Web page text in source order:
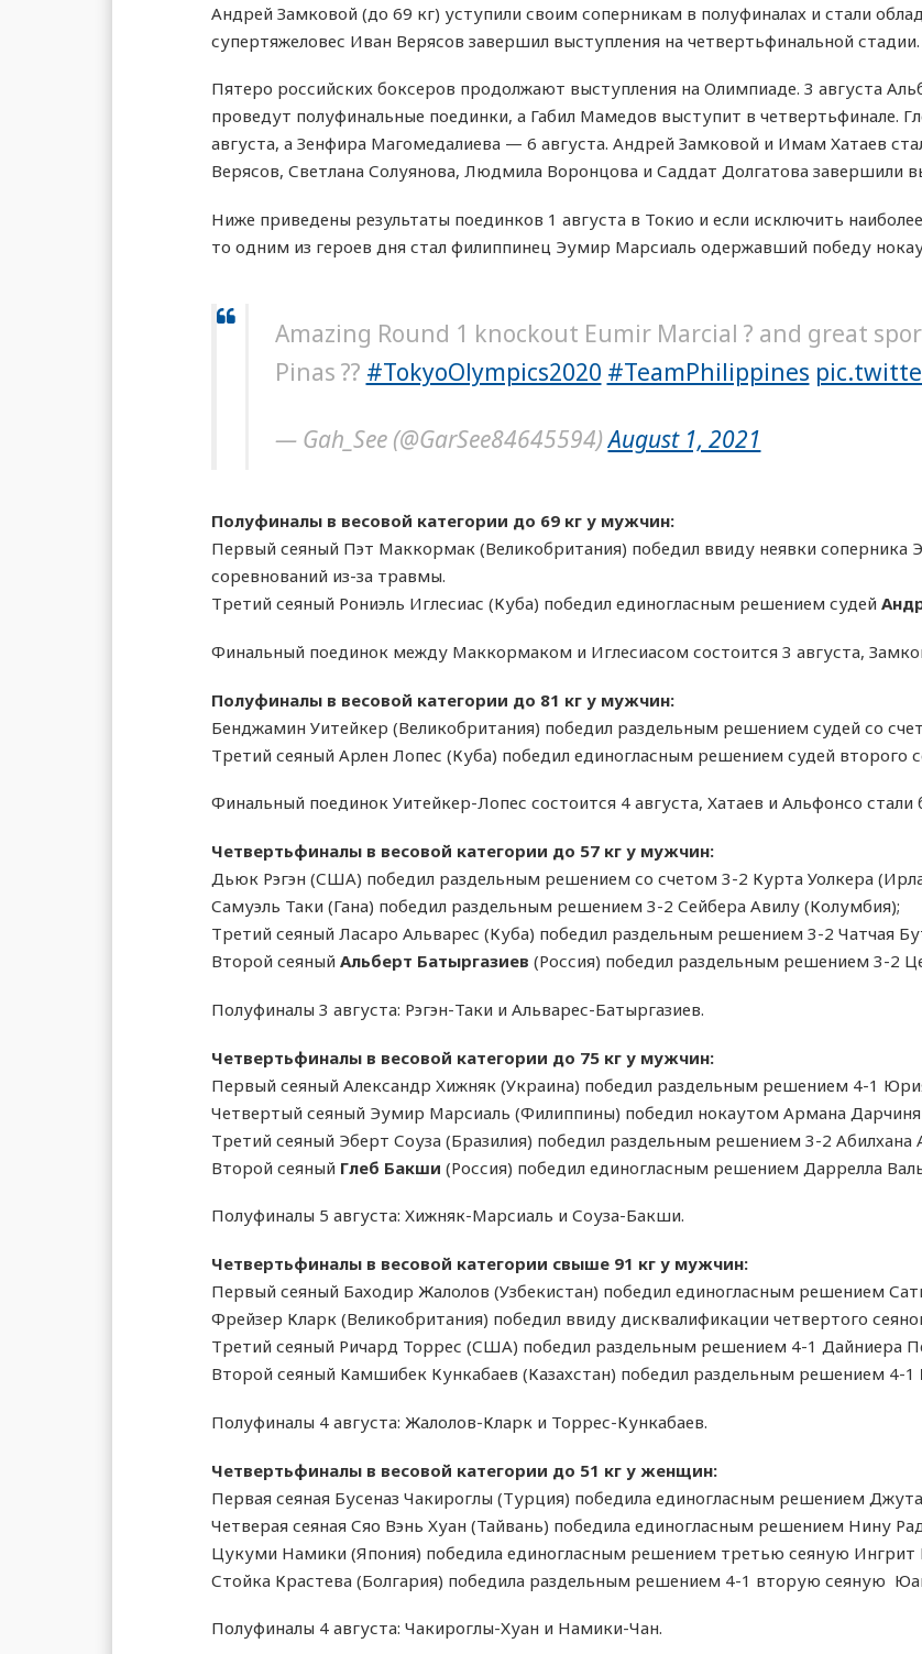
Андрей Замковой (до 69 кг) уступили своим соперникам в полуфиналах и стали
супертяжеловес Иван Верясов завершил выступления на четвертьфинальной стадии.
Пятеро российских боксеров продолжают выступления на Олимпиаде. 3 августа
проведут полуфинальные поединки, а Габил Мамедов выступит в четвертьфинале.
августа, а Зенфира Магомедалиева — 6 августа. Андрей Замковой и Имам Хатаев
Верясов, Светлана Солуянова, Людмила Воронцова и Саддат Долгатова завершили
Ниже приведены результаты поединков 1 августа в Токио и если исключить
то одним из героев дня стал филиппинец Эумир Марсиаль одержавший победу
Amazing Round 1 knockout Eumir Marcial ? and great
Pinas ?? #TokyoOlympics2020 #TeamPhilippines
— Gah_See (@GarSee84645594)August 1, 2021
Полуфиналы в весовой категории до 69 кг у мужчин:
Первый сеяный Пэт Маккормак (Великобритания) победил ввиду неявки соперника
соревнований из-за травмы.
Третий сеяный Рониэль Иглесиас (Куба) победил единогласным решением судей
Финальный поединок между Маккормаком и Иглесиасом состоится 3 августа,
Полуфиналы в весовой категории до 81 кг у мужчин:
Бенджамин Уитейкер (Великобритания) победил раздельным решением судей со
Третий сеяный Арлен Лопес (Куба) победил единогласным решением судей второго
Финальный поединок Уитейкер-Лопес состоится 4 августа, Хатаев и Альфонсо
Четвертьфиналы в весовой категории до 57 кг у мужчин:
Дьюк Рэгэн (США) победил раздельным решением со счетом 3-2 Курта Уолкера
Самуэль Таки (Гана) победил раздельным решением 3-2 Сейбера Авилу (Колумбия);
Третий сеяный Ласаро Альварес (Куба) победил раздельным решением 3-2 Чатчая
Второй сеяный Альберт Батыргазиев (Россия) победил раздельным решением 3-2
Полуфиналы 3 августа: Рэгэн-Таки и Альварес-Батыргазиев.
Четвертьфиналы в весовой категории до 75 кг у мужчин:
Первый сеяный Александр Хижняк (Украина) победил раздельным решением 4-1
Четвертый сеяный Эумир Марсиаль (Филиппины) победил нокаутом Армана
Третий сеяный Эберт Соуза (Бразилия) победил раздельным решением 3-2 Абилхана
Второй сеяный Глеб Бакши (Россия) победил единогласным решением Даррелла
Полуфиналы 5 августа: Хижняк-Марсиаль и Соуза-Бакши.
Четвертьфиналы в весовой категории свыше 91 кг у мужчин:
Первый сеяный Баходир Жалолов (Узбекистан) победил единогласным решением
Фрейзер Кларк (Великобритания) победил ввиду дисквалификации четвертого
Третий сеяный Ричард Торрес (США) победил раздельным решением 4-1 Дайниера
Второй сеяный Камшибек Кункабаев (Казахстан) победил раздельным решением 4-1
Полуфиналы 4 августа: Жалолов-Кларк и Торрес-Кункабаев.
Четвертьфиналы в весовой категории до 51 кг у женщин:
Первая сеяная Бусеназ Чакироглы (Турция) победила единогласным решением
Четверая сеяная Сяо Вэнь Хуан (Тайвань) победила единогласным решением Нину
Цукуми Намики (Япония) победила единогласным решением третью сеяную Ингрит
Стойка Крастева (Болгария) победила раздельным решением 4-1 вторую сеяную
Полуфиналы 4 августа: Чакироглы-Хуан и Намики-Чан.